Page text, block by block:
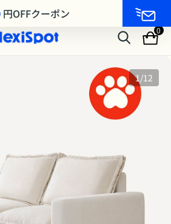
先行発売｜最大25%OFF
0
1/12
円OFFクーポン